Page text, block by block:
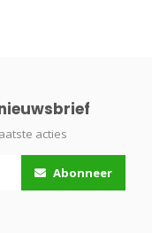
acties
Abonneer